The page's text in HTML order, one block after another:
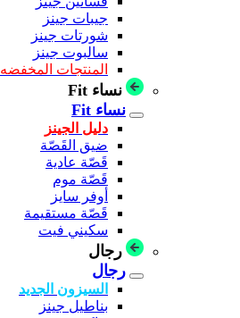
جيبات جينز
شورتات جينز
سالبوت جينز
المنتجات المخفضه
نساء Fit
نساء Fit
دليل الجينز
ضيق القَصّة
قَصّة عادية
قَصّة موم
أوفر سايز
قَصّة مستقيمة
سكيني فيت
رجال
رجال
السيزون الجديد
بناطيل جينز